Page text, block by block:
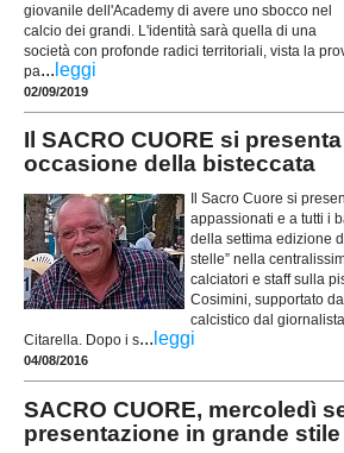
giovanile dell'Academy di avere uno sbocco nel
calcio dei grandi. L'identità sarà quella di una
società con profonde radici territoriali, vista la
pa... leggi
02/09/2019
Il SACRO CUORE si
occasione della bisteccata
Il Sacro Cuore si
appassionati e a tutti i
della settima edizione
stelle” nella
calciatori e staff sulla
Cosimini, supportato
calcistico dal
Citarella. Dopo i s... leggi
04/08/2016
SACRO CUORE, mercoledì
presentazione in grande stile